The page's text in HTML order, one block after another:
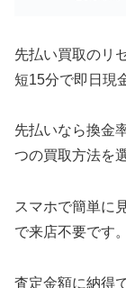
先払い買取のリ
短15分で即日現
先払いなら換金
つの買取方法を
スマホで簡単に
で来店不要です。
査定金額に納得